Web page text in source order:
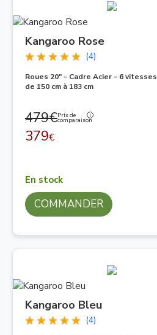
Kangaroo Rose
(4)
Roues 20" - Cadre Acier - 6 vitesses
de 150 cm à 183 cm
479€Prix de
comparaison
379€
En stock
COMMANDER
Kangaroo Bleu
(4)